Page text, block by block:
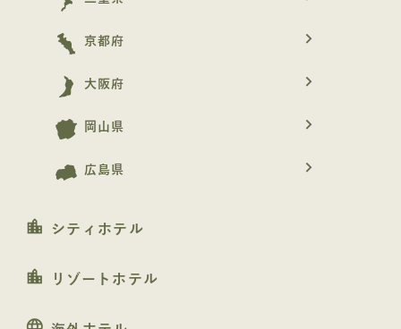
京都府 navigate_next
大阪府 navigate_next
岡山県 navigate_next
広島県 navigate_next
location_city シティホテル
location_city リゾートホテル